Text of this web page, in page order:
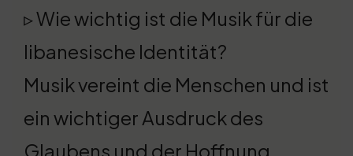
▹ Wie wichtig ist die Musik für die
libanesische Identität?
Musik vereint die Menschen und ist
ein wichtiger Ausdruck des
Glaubens und der Hoffnung